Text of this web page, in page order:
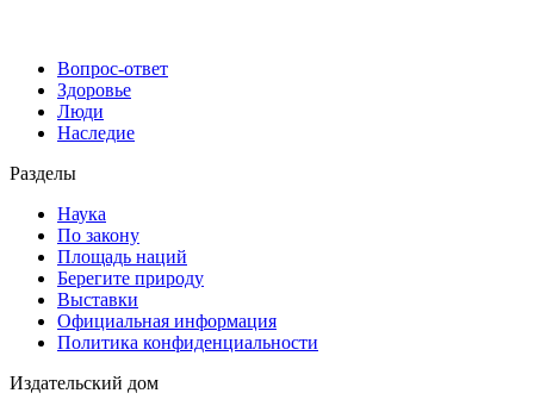
Вопрос-ответ
Здоровье
Люди
Наследие
Разделы
Наука
По закону
Площадь наций
Берегите природу
Выставки
Официальная информация
Политика конфиденциальности
Издательский дом